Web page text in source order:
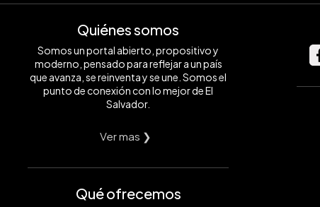
Quiénes somos
Somos un portal abierto, propositivo y
moderno, pensado para reflejar a un país
que avanza, se reinventa y se une. Somos el
punto de conexión con lo mejor de El
Salvador.
Ver mas ❯
Qué ofrecemos